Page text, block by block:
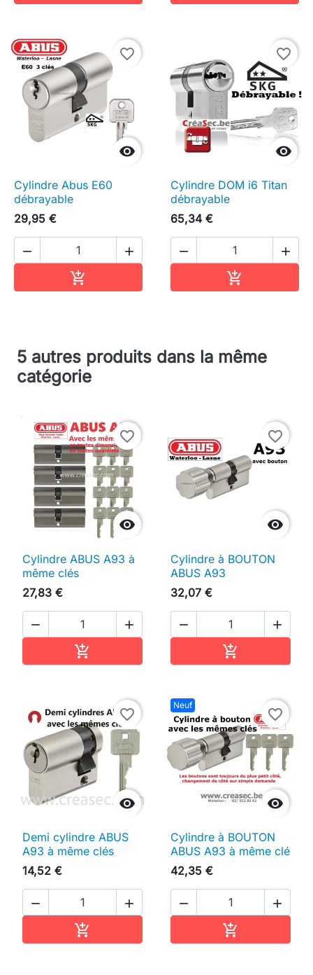

favorite_border
Cylindre Abus E60
débrayable
29,95 €
 


favorite_border
Cylindre DOM i6 Titan
débrayable
65,34 €
 

5 autres produits dans la même
catégorie

favorite_border
Cylindre ABUS A93 à
même clés
27,83 €
 


favorite_border
Cylindre à BOUTON
ABUS A93
32,07 €
 


favorite_border
Demi cylindre ABUS
A93 à même clés
14,52 €
 

Neuf

favorite_border
Cylindre à BOUTON
ABUS A93 à même clé
42,35 €
 
